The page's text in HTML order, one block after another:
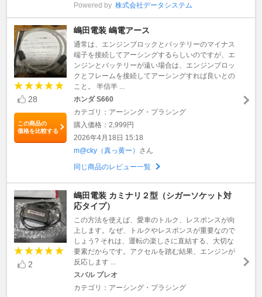
Powered by 株式会社データシステム
28
この商品の
価格を比較する
嶋田電装 嶋電アース
通常は、エンジンブロックとバッテリーのマイナス
端子を接続してアーシングするらしいのですが、エ
ンジンとバッテリーが遠い場合は、エンジンブロッ
クとフレームを接続してアーシングすれば良いとの
こと。 半信半 ...
ホンダ S660
カテゴリ：アーシング・プラシング
購入価格：2,999円
2026年4月18日 15:18
m@cky（真っ黄ー） さん
同じ商品のレビュー一覧
2
嶋田電装 カミナリ２型（シガーソケット対
応タイプ）
この方法を使えば、愛車のトルク、レスポンスが向
上します。なぜ、トルクやレスポンスが重要なので
しょう? それは、運転の楽しさに直結する、大切な
要素だからです。アクセルを踏む結果、エンジンが
反応します ...
スバル プレオ
カテゴリ：アーシング・プラシング